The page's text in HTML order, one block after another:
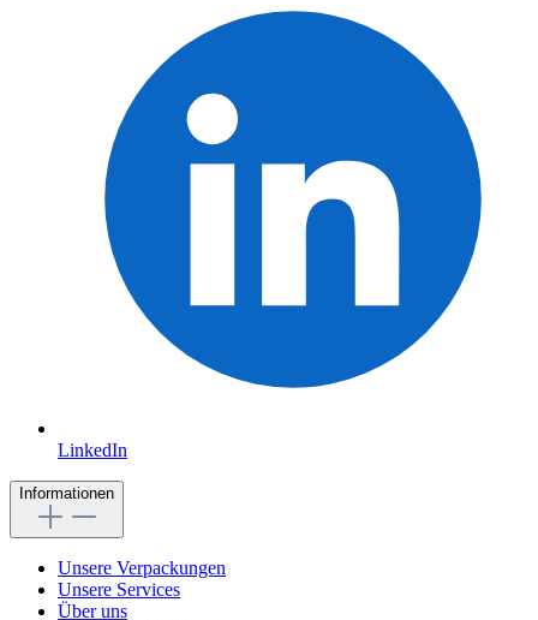
LinkedIn
Informationen
Unsere Verpackungen
Unsere Services
Über uns